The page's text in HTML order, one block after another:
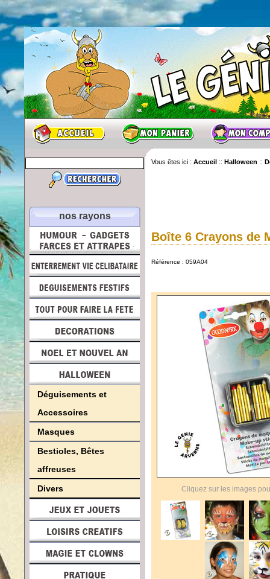
nos rayons
Déguisements et
Accessoires
Masques
Bestioles, Bêtes
affreuses
Divers
Vous êtes ici : Accueil :: Halloween ::
Boîte 6 Crayons de
Référence : 059A04
Cliquez sur les images